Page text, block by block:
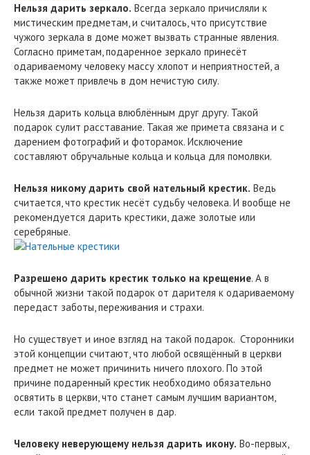
Нельзя дарить зеркало. Всегда зеркало причисляли к
мистическим предметам, и считалось, что присутствие
чужого зеркала в доме может вызвать странные явления.
Согласно приметам, подаренное зеркало принесёт
одариваемому человеку массу хлопот и неприятностей, а
также может привлечь в дом нечистую силу.
Нельзя дарить кольца влюблённым друг другу. Такой
подарок сулит расставание. Такая же примета связана и с
дарением фотографий и фоторамок. Исключение
составляют обручальные кольца и кольца для помолвки.
Нельзя никому дарить свой нательный крестик. Ведь
считается, что крестик несёт судьбу человека. И вообще не
рекомендуется дарить крестики, даже золотые или
серебряные.
Разрешено дарить крестик только на крещение. А в
обычной жизни такой подарок от дарителя к одариваемому
передаст заботы, переживания и страхи.
Но существует и иное взгляд на такой подарок. Сторонники
этой концепции считают, что любой освящённый в церкви
предмет не может причинить ничего плохого. По этой
причине подаренный крестик необходимо обязательно
освятить в церкви, что станет самым лучшим вариантом,
если такой предмет получен в дар.
Человеку неверующему нельзя дарить икону. Во-первых,